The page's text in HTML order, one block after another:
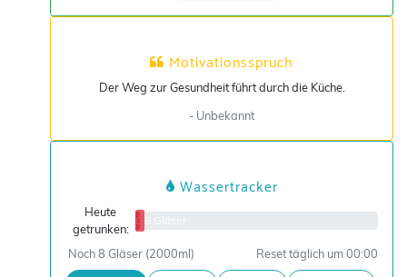
Motivationsspruch
Der Weg zur Gesundheit führt durch die Küche.
- Unbekannt
Wassertracker
Heute
getrunken:
0/8 Gläser
Noch 8 Gläser (2000ml) Reset täglich um 00:00